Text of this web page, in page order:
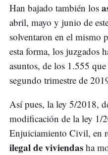
Han bajado también los
abril, mayo y junio de
solventaron en el mismo
esta forma, los juzgados
asuntos, de los 1.555
segundo trimestre de
Así pues, la ley 5/2018,
modificación de la ley 1/
Enjuiciamiento Civil, en
ilegal de viviendas ha